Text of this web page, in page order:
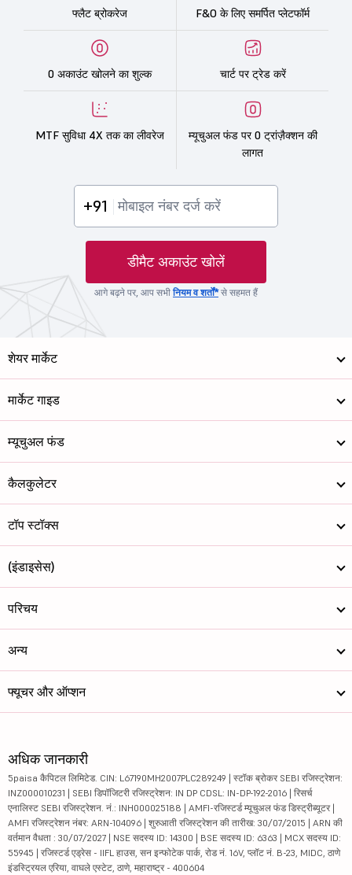
फ्लैट ब्रोकरेज F&O के लिए समर्पित प्लेटफॉर्म
0 अकाउंट खोलने का शुल्क चार्ट पर ट्रेड करें
MTF सुविधा 4X तक का लीवरेज
म्यूचुअल फंड पर 0 ट्रांज़ैक्शन की
लागत
+91
डीमैट अकाउंट खोलें
आगे बढ़ने पर, आप सभीनियम व शर्तों*से सहमत हैं
शेयर मार्केट
मार्केट गाइड
म्यूचुअल फंड
कैलकुलेटर
टॉप स्टॉक्स
(इंडाइसेस)
परिचय
अन्य
फ्यूचर और ऑप्शन
अधिक जानकारी
5paisa कैपिटल लिमिटेड. CIN: L67190MH2007PLC289249 | स्टॉक ब्रोकर SEBI रजिस्ट्रेशन:
INZ000010231 | SEBI डिपॉजिटरी रजिस्ट्रेशन: IN DP CDSL: IN-DP-192-2016 | रिसर्च
एनालिस्ट SEBI रजिस्ट्रेशन. नं.: INH000025188 | AMFI-रजिस्टर्ड म्यूचुअल फंड डिस्ट्रीब्यूटर |
AMFI रजिस्ट्रेशन नंबर: ARN-104096 | शुरुआती रजिस्ट्रेशन की तारीख: 30/07/2015 | ARN की
वर्तमान वैधता : 30/07/2027 | NSE सदस्य ID: 14300 | BSE सदस्य ID: 6363 | MCX सदस्य ID:
55945 | रजिस्टर्ड एड्रेस - IIFL हाउस, सन इन्फोटेक पार्क, रोड नं. 16V, प्लॉट नं. B-23, MIDC, ठाणे
इंडस्ट्रियल एरिया, वाघले एस्टेट, ठाणे, महाराष्ट्र - 400604